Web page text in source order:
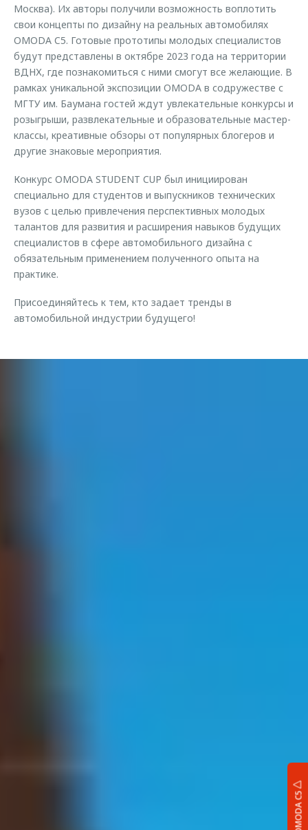
OMODA C5
Москва). Их авторы получили возможность воплотить
свои концепты по дизайну на реальных автомобилях
OMODA C5. Готовые прототипы молодых специалистов
будут представлены в октябре 2023 года на территории
ВДНХ, где познакомиться с ними смогут все желающие. В
рамках уникальной экспозиции OMODA в содружестве с
МГТУ им. Баумана гостей ждут увлекательные конкурсы и
розыгрыши, развлекательные и образовательные мастер-
классы, креативные обзоры от популярных блогеров и
другие знаковые мероприятия.
Конкурс OMODA STUDENT CUP был инициирован
специально для студентов и выпускников технических
вузов с целью привлечения перспективных молодых
талантов для развития и расширения навыков будущих
специалистов в сфере автомобильного дизайна с
обязательным применением полученного опыта на
практике.
Присоединяйтесь к тем, кто задает тренды в
автомобильной индустрии будущего!